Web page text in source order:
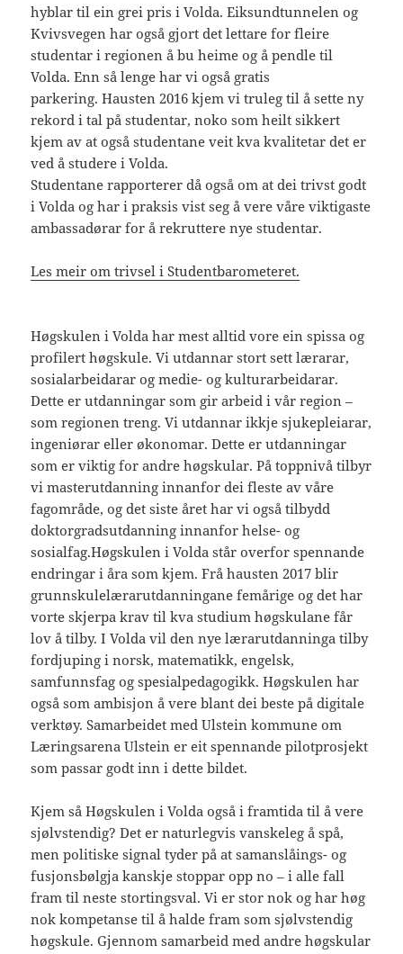
hyblar til ein grei pris i Volda. Eiksundtunnelen og
Kvivsvegen har også gjort det lettare for fleire
studentar i regionen å bu heime og å pendle til
Volda. Enn så lenge har vi også gratis
parkering. Hausten 2016 kjem vi truleg til å sette ny
rekord i tal på studentar, noko som heilt sikkert
kjem av at også studentane veit kva kvalitetar det er
ved å studere i Volda.
Studentane rapporterer då også om at dei trivst godt
i Volda og har i praksis vist seg å vere våre viktigaste
ambassadørar for å rekruttere nye studentar.
Les meir om trivsel i Studentbarometeret.
Høgskulen i Volda har mest alltid vore ein spissa og
profilert høgskule. Vi utdannar stort sett lærarar,
sosialarbeidarar og medie- og kulturarbeidarar.
Dette er utdanningar som gir arbeid i vår region –
som regionen treng. Vi utdannar ikkje sjukepleiarar,
ingeniørar eller økonomar. Dette er utdanningar
som er viktig for andre høgskular. På toppnivå tilbyr
vi masterutdanning innanfor dei fleste av våre
fagområde, og det siste året har vi også tilbydd
doktorgradsutdanning innanfor helse- og
sosialfag.Høgskulen i Volda står overfor spennande
endringar i åra som kjem. Frå hausten 2017 blir
grunnskulelærarutdanningane femårige og det har
vorte skjerpa krav til kva studium høgskulane får
lov å tilby. I Volda vil den nye lærarutdanninga tilby
fordjuping i norsk, matematikk, engelsk,
samfunnsfag og spesialpedagogikk. Høgskulen har
også som ambisjon å vere blant dei beste på digitale
verktøy. Samarbeidet med Ulstein kommune om
Læringsarena Ulstein er eit spennande pilotprosjekt
som passar godt inn i dette bildet.
Kjem så Høgskulen i Volda også i framtida til å vere
sjølvstendig? Det er naturlegvis vanskeleg å spå,
men politiske signal tyder på at samanslåings- og
fusjonsbølgja kanskje stoppar opp no – i alle fall
fram til neste stortingsval. Vi er stor nok og har høg
nok kompetanse til å halde fram som sjølvstendig
høgskule. Gjennom samarbeid med andre høgskular